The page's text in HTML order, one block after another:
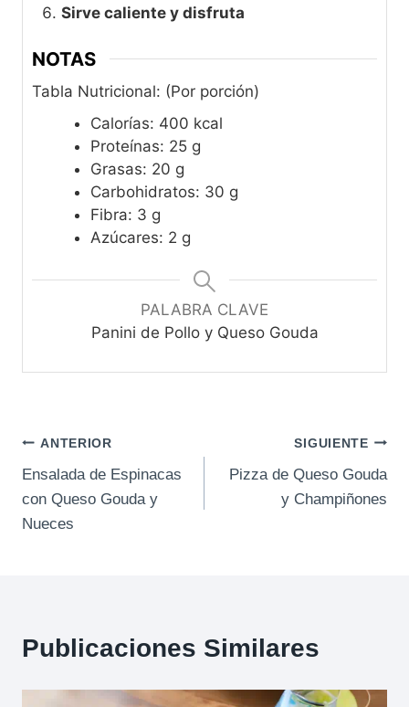
Sirve caliente y disfruta
NOTAS
Tabla Nutricional: (Por porción)
Calorías: 400 kcal
Proteínas: 25 g
Grasas: 20 g
Carbohidratos: 30 g
Fibra: 3 g
Azúcares: 2 g
PALABRA CLAVE
Panini de Pollo y Queso Gouda
Navegación
de
entradas
ANTERIOR
Ensalada de Espinacas
con Queso Gouda y
Nueces
SIGUIENTE
Pizza de Queso Gouda
y Champiñones
Publicaciones Similares